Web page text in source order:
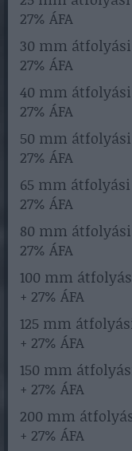
27% ÁFA
30 mm átfolyási
27% ÁFA
40 mm átfolyási
27% ÁFA
50 mm átfolyási
27% ÁFA
65 mm átfolyási
27% ÁFA
80 mm átfolyási
27% ÁFA
100 mm
+ 27% ÁFA
125 mm
+ 27% ÁFA
150 mm
+ 27% ÁFA
200 mm
+ 27% ÁFA